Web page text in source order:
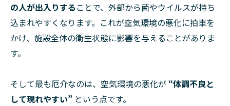
の人が出入りすることで、外部から菌やウイルスが持ち
込まれやすくなります。これが空気環境の悪化に拍車を
かけ、施設全体の衛生状態に影響を与えることがありま
す。
そして最も厄介なのは、空気環境の悪化が “体調不良と
して現れやすい” という点です。